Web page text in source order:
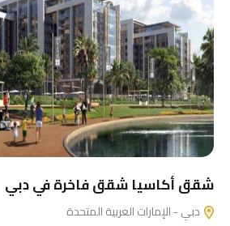
شقق أكاسيا شقق فاخرة في دبي
دبي - الإمارات العربية المتحدة